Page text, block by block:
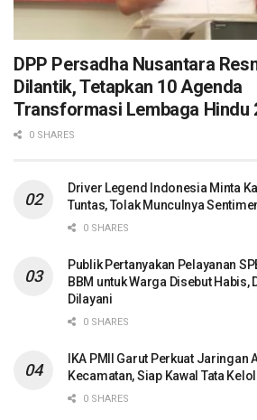
DPP Persadha Nusantara
Dilantik, Tetapkan 10 Agenda
Transformasi Lembaga Hindu
0 SHARES
Driver Legend Indonesia Minta
Tuntas, Tolak Munculnya
0 SHARES
Publik Pertanyakan Pelayanan
BBM untuk Warga Disebut Habis,
Dilayani
0 SHARES
IKA PMII Garut Perkuat Jaringan
Kecamatan, Siap Kawal Tata
0 SHARES